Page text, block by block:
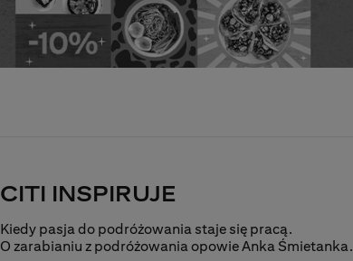
CITI INSPIRUJE
Kiedy pasja do podróżowania staje się pracą.
O zarabianiu z podróżowania opowie Anka Śmietanka.